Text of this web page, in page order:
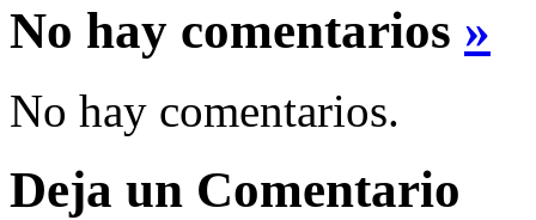
No hay comentarios »
No hay comentarios.
Deja un Comentario